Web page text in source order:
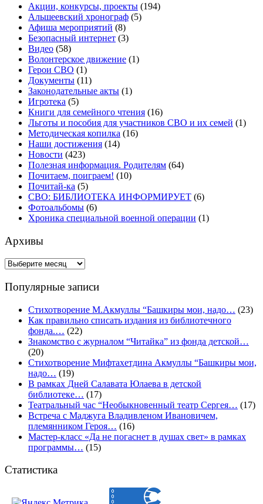
Акции, конкурсы, проекты (194)
Альшеевский хронограф (5)
Афиша мероприятий (8)
Безопасный интернет (3)
Видео (58)
Волонтерское движение (1)
Герои СВО (1)
Документы (11)
Законодательные акты (1)
Игротека (5)
Книги для семейного чтения (16)
Льготы и пособия для участников СВО и их семей (1)
Методическая копилка (16)
Наши достижения (14)
Новости (423)
Полезная информация. Родителям (64)
Почитаем, поиграем! (10)
Почитай-ка (5)
СВО: БИБЛИОТЕКА ИНФОРМИРУЕТ (6)
Фотоальбомы (6)
Хроника специальной военной операции (1)
Архивы
Архивы
Популярные записи
Стихотворение М.Акмуллы “Башкиры мои, надо… (23)
Как правильно списать издания из библиотечного
фонда.… (22)
Знакомство с журналом “Читайка” из фонда детской…
(20)
Стихотворение Мифтахетдина Акмуллы “Башкиры мои,
надо… (19)
В рамках Дней Салавата Юлаева в детской
библиотеке… (17)
Театральный час “Необыкновенный театр Сергея… (17)
Встреча с Маджуга Владивленом Ивановичем,
племянником Героя… (16)
Мастер-класс «Да не погаснет в душах свет» в рамках
программы… (15)
Статистика